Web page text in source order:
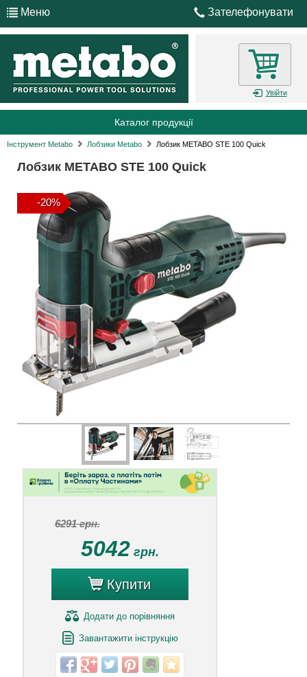
Меню Зателефонувати
Увійти
Каталог продукції
Інструмент Metabo Лобзики Metabo Лобзик METABO STE 100 Quick
Лобзик METABO STE 100 Quick
-20%
6291 грн.
5042 грн.
Купити
Додати до порівняння
Завантажити інструкцію